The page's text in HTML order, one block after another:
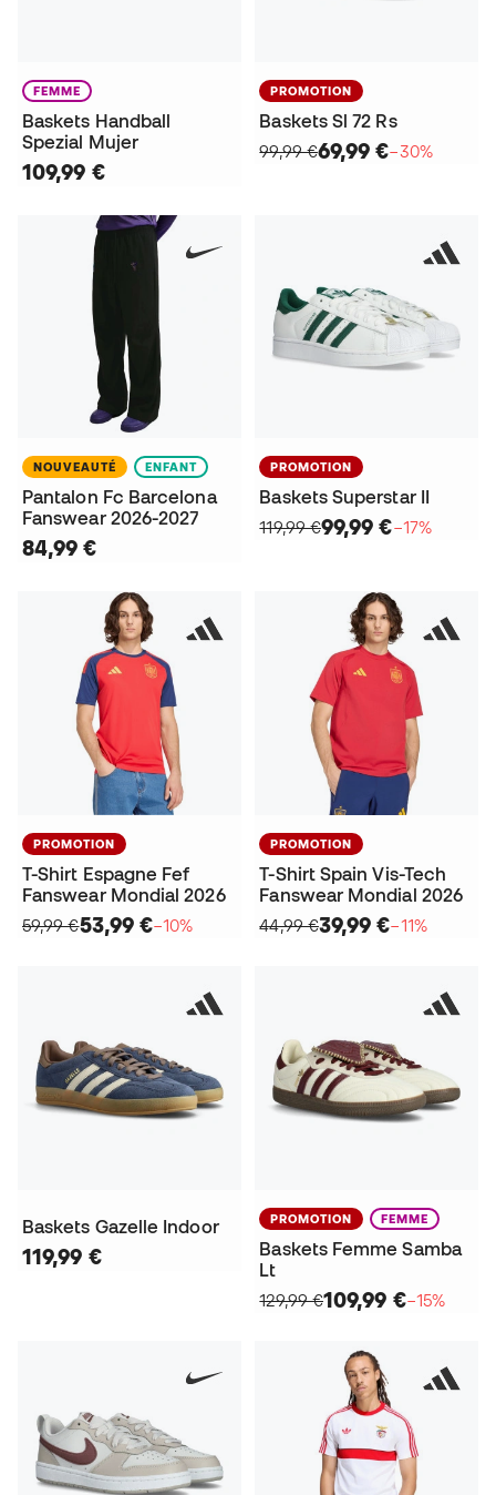
FEMME
Baskets Handball
Spezial Mujer
109,99 €
PROMOTION
Baskets Sl 72 Rs
99,99 €69,99 €−30%
NOUVEAUTÉ ENFANT
Pantalon Fc Barcelona
Fanswear 2026-2027
84,99 €
PROMOTION
Baskets Superstar II
119,99 €99,99 €−17%
PROMOTION
T-Shirt Espagne Fef
Fanswear Mondial 2026
59,99 €53,99 €−10%
PROMOTION
T-Shirt Spain Vis-Tech
Fanswear Mondial 2026
44,99 €39,99 €−11%
Baskets Gazelle Indoor
119,99 €
PROMOTION FEMME
Baskets Femme Samba
Lt
129,99 €109,99 €−15%